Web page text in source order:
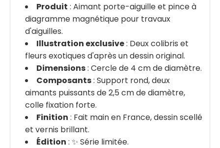
Produit : Aimant porte-aiguille et pince à
diagramme magnétique pour travaux
d'aiguilles.
Illustration exclusive: Deux colibris et
fleurs exotiques d'après un dessin original.
Dimensions: Cercle de 4 cm de diamètre.
Composants: Support rond, deux
aimants puissants de 2,5 cm de diamètre,
colle fixation forte.
Finition : Fait main en France, dessin scellé
et vernis brillant.
Édition : ✨ Série limitée.